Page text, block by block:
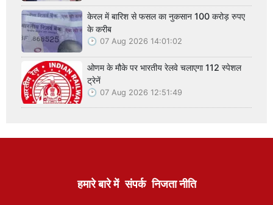
केरल में बारिश से फसल का नुकसान 100 करोड़ रुपए
के करीब
07 Aug 2026 14:01:02
ओणम के मौके पर भारतीय रेलवे चलाएगा 112 स्पेशल
ट्रेनें
07 Aug 2026 12:51:49
हमारे बारे में संपर्क निजता नीति